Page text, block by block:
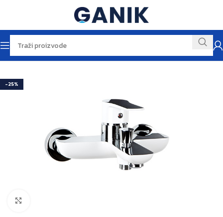
Početna RASPRODAJA
-25%